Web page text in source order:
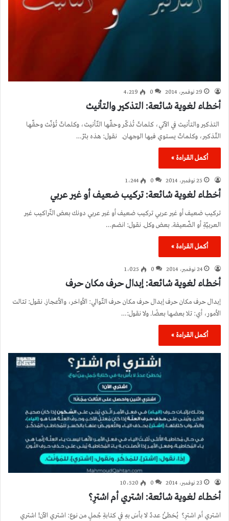
29 نوفمبر، 2014 0 4٬219
أخطاء لغوية شائعة: التذكير والتأنيث
التذكير والتأنيث في الآتي، كلماتٌ تُذكّر وحقّها التّأنيث، وكلماتٌ تُؤنّث وحقّها
التّذكير، وكلماتٌ يستوي فيها الوجهان. نقول: هذه بئرٌ…
أكمل القراءة »
25 نوفمبر، 2014 0 1٬244
أخطاء لغوية شائعة: تركيب ضعيف أو غير عربي
تركيب ضعيف أو غير عربي تركيب ضعيف أو غير عربي دونك بعض التّراكيب غير
العربيّةِ أو الضّعيفة. بعض وكل. نقول: انضم…
أكمل القراءة »
24 نوفمبر، 2014 0 1٬025
أخطاء لغوية شائعة: إبدال حرف مكان حرف
إبدال حرف مكان حرف إبدال حرف مكان حرف التّوالي: الأواخر، والأعجاز. نقول: تتالت
الأمور، أي: تلا بعضها بعضًا. ولا نقول:…
أكمل القراءة »
23 نوفمبر، 2014 0 10٬520
أخطاء لغوية شائعة: اشتري أم اشترِ؟
اشتري أم اشترِ؟ يُخطئُ عددٌ لا بأسَ بهِ في كتابةِ جُملٍ من نوع: اشتري الآن! اشتري